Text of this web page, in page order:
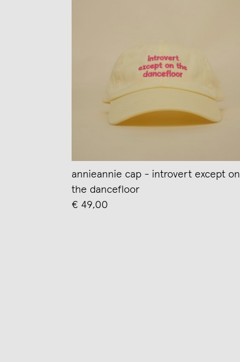
annieannie cap - introvert except on
the dancefloor
€ 49,00